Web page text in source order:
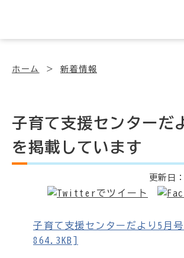
ホーム 新着情報
子育て支援センターだ
を掲載しています
更新日：
子育て支援センターだより5月号
864.3KB]